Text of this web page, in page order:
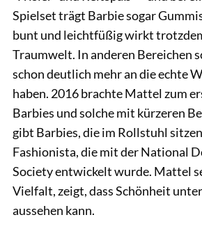
Spielset trägt Barbie sogar
bunt und leichtfüßig wirkt
Traumwelt. In anderen Bereichen
schon deutlich mehr an die echte
haben. 2016 brachte Mattel zum
Barbies und solche mit kürzeren
gibt Barbies, die im Rollstuhl
Fashionista, die mit der National
Society entwickelt wurde. Mattel
Vielfalt, zeigt, dass Schönheit
aussehen kann.